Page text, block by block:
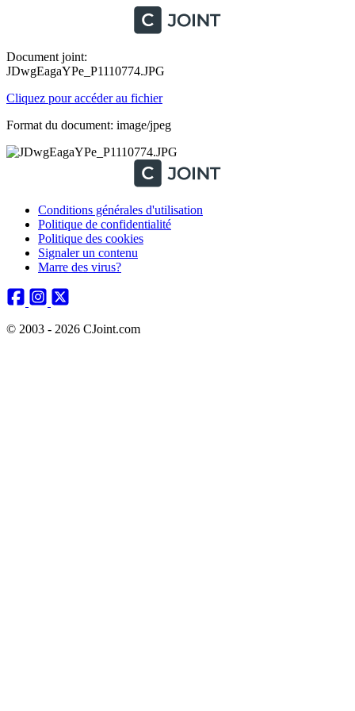
Document joint:
JDwgEagaYPe_P1110774.JPG
Cliquez pour accéder au fichier
Format du document: image/jpeg
Conditions générales d'utilisation
Politique de confidentialité
Politique des cookies
Signaler un contenu
Marre des virus?
© 2003 - 2026 CJoint.com